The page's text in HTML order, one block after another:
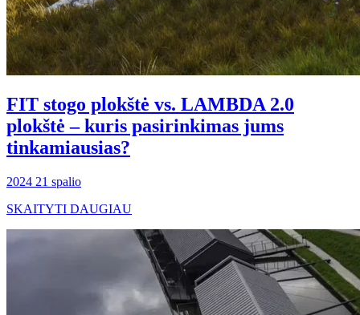
FIT stogo plokštė vs. LAMBDA 2.0
plokštė – kuris pasirinkimas jums
tinkamiausias?
2024 21 spalio
SKAITYTI DAUGIAU